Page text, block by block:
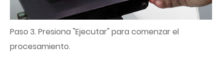
Paso 3. Presiona "Ejecutar" para comenzar el
procesamiento.